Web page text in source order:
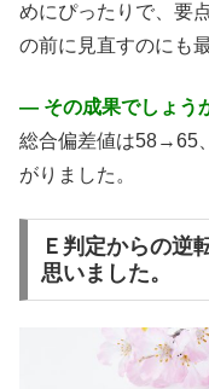
めにぴったりで、要
の前に見直すのにも
― その成果でしょう
総合偏差値は58→65
がりました。
Ｅ判定からの逆
思いました。